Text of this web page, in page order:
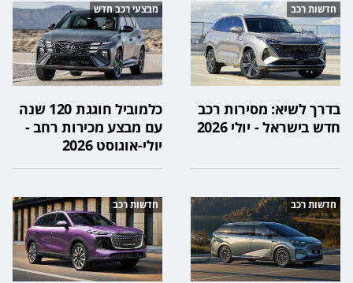
חדשות רכב
בדרך לשיא: מסירות רכב
חדש בישראל - יולי 2026
מבצעי רכב חדש
כלמוביל חוגגת 120 שנה
עם מבצע מכירות רחב -
יולי-אוגוסט 2026
חדשות רכב חדשות רכב